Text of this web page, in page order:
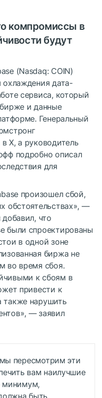
компромиссы в
будут
(Nasdaq: COIN)
охлаждения дата-
сервиса, который
и данные
Генеральный
X, а руководитель
подробно описал
для
произошел сбой,
обстоятельствах», —
что
были спроектированы
в одной зоне
биржа не
во время сбоя.
к сбоям в
привести к
также нарушить
— заявил
пересмотрим эти
вам наилучшие
минимум,